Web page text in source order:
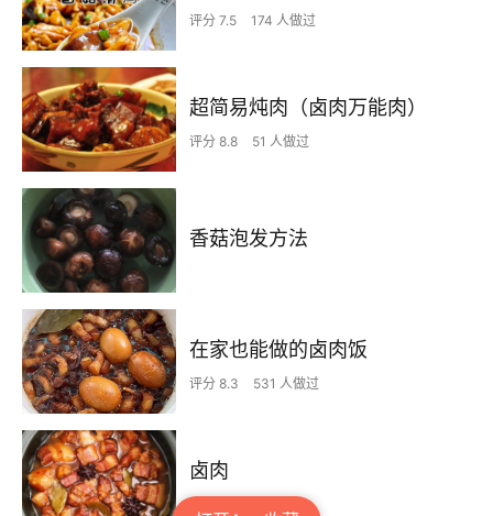
评分 7.5 174 人做过
超简易炖肉（卤肉万能肉）
评分 8.8 51 人做过
香菇泡发方法
在家也能做的卤肉饭
评分 8.3 531 人做过
卤肉